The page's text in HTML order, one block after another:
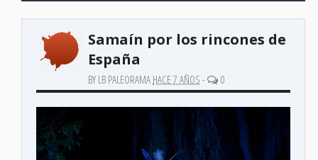
Samaín por los rincones de
España
BY LB PALEORAMA HACE 7 AÑOS - 0